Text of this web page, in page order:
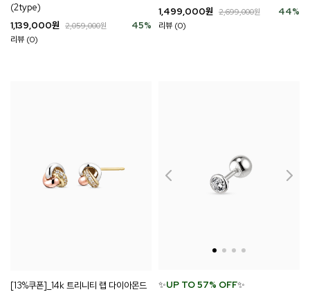
(2type)
45%
1,139,000원 2,059,000원
리뷰 (0)
44%
1,499,000원 2,699,000원
리뷰 (0)
[13%쿠폰]_14k 트리니티 랩 다이아몬드
✨UP TO 57% OFF✨